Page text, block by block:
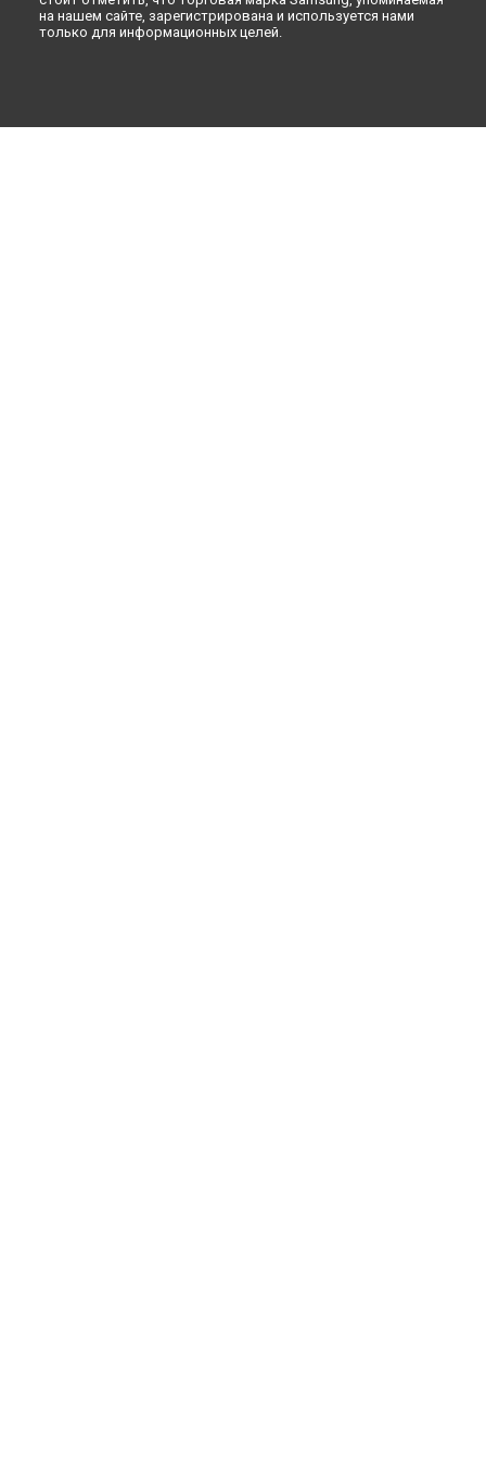
на нашем сайте, зарегистрирована и используется нами
только для информационных целей.